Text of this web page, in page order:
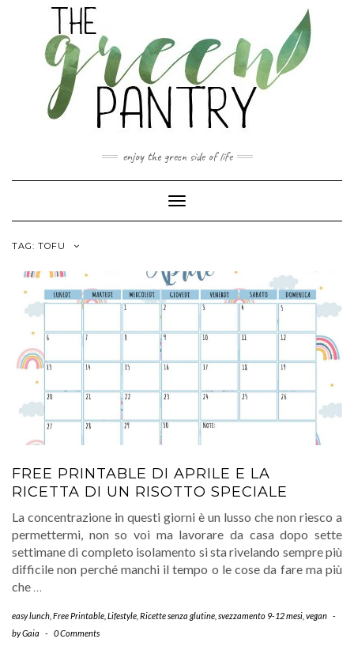
enjoy the green side of life
Toggle Navigation
TAG: TOFU
FREE PRINTABLE DI APRILE E LA
RICETTA DI UN RISOTTO SPECIALE
La concentrazione in questi giorni è un lusso che non riesco a
permettermi, non so voi ma lavorare da casa dopo sette
settimane di completo isolamento si sta rivelando sempre più
difficile non perché manchi il tempo o le cose da fare ma più
che …
easy lunch Free Printable Lifestyle Ricette senza glutine svezzamento 9-12 mesi vegan -
byGaia - 0 Comments